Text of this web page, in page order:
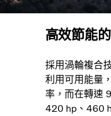
高效節能
採用渦輪複合
利用可用能量
率，而在轉速
420 hp、460